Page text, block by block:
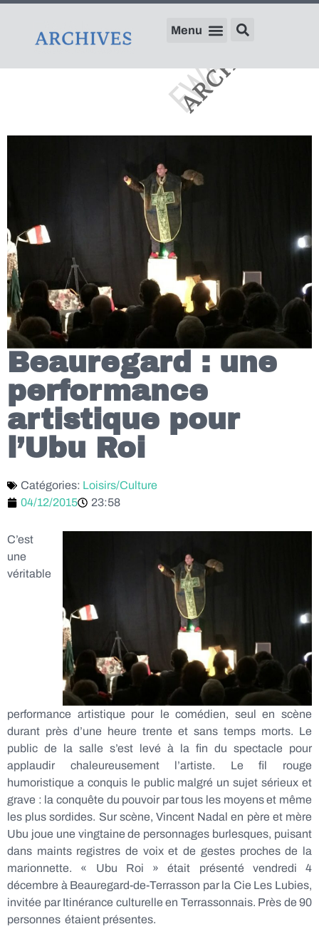
Beauregard : une
performance
artistique pour
l’Ubu Roi
Catégories: Loisirs/Culture
04/12/2015
23:58
C’est
une
véritable
performance artistique pour le comédien, seul en scène
durant près d’une heure trente et sans temps morts. Le
public de la salle s’est levé à la fin du spectacle pour
applaudir chaleureusement l’artiste. Le fil rouge
humoristique a conquis le public malgré un sujet sérieux et
grave : la conquête du pouvoir par tous les moyens et même
les plus sordides. Sur scène, Vincent Nadal en père et mère
Ubu joue une vingtaine de personnages burlesques, puisant
dans maints registres de voix et de gestes proches de la
marionnette. « Ubu Roi » était présenté vendredi 4
décembre à Beauregard-de-Terrasson par la Cie Les Lubies,
invitée par Itinérance culturelle en Terrassonnais. Près de 90
personnes étaient présentes.